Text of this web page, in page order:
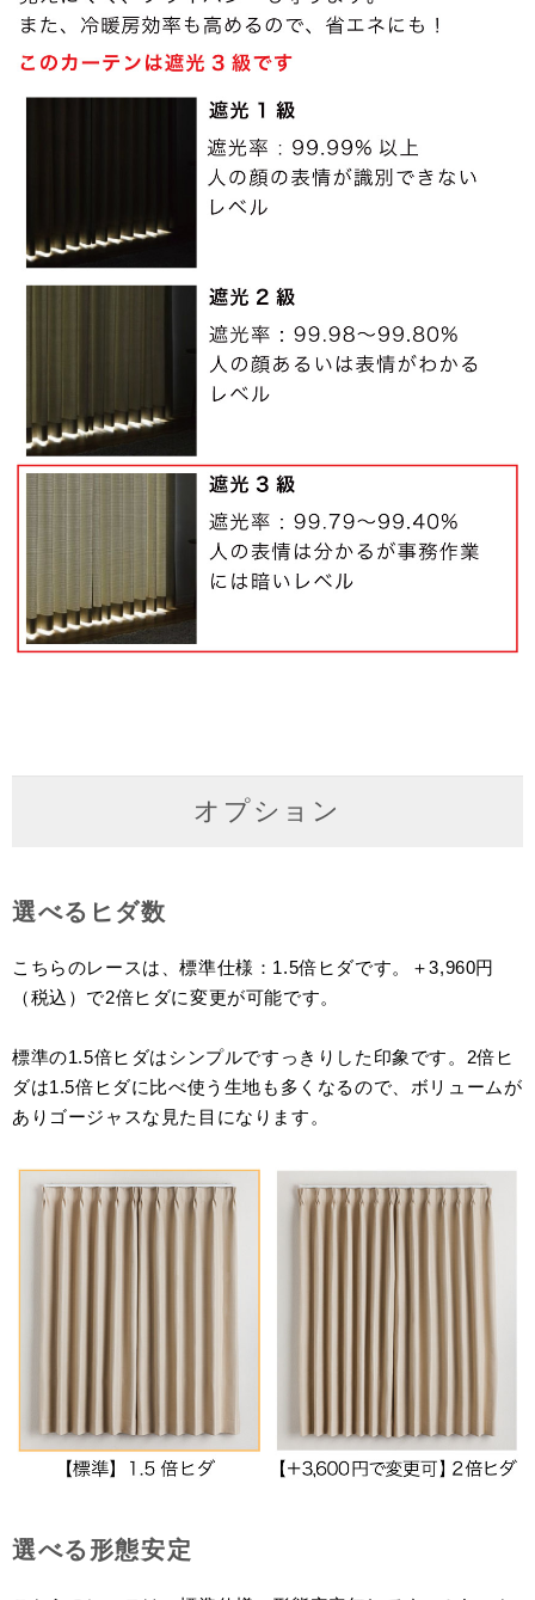
オプション
選べるヒダ数
こちらのレースは、標準仕様：1.5倍ヒダです。＋3,960円
（税込）で2倍ヒダに変更が可能です。
標準の1.5倍ヒダはシンプルですっきりした印象です。2倍ヒ
ダは1.5倍ヒダに比べ使う生地も多くなるので、ボリュームが
ありゴージャスな見た目になります。
選べる形態安定